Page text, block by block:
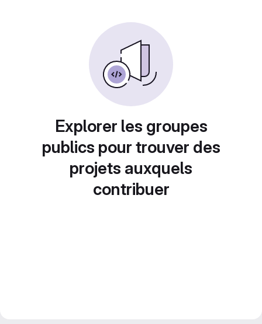
Explorer les groupes
publics pour trouver des
projets auxquels
contribuer